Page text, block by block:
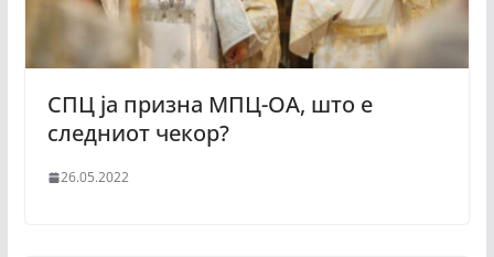
СПЦ ја призна МПЦ-ОА, што е
следниот чекор?
26.05.2022